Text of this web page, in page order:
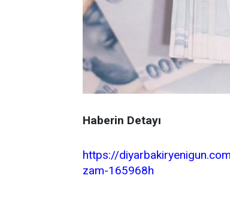
Haberin Detayı
https://
zam-165968h